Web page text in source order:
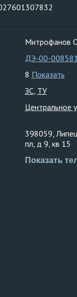
Митрофанов
ДЭ-00-
8 Показать
ЗС ТУ
Центральное
398059,
пл, д 9, кв 15
Показать